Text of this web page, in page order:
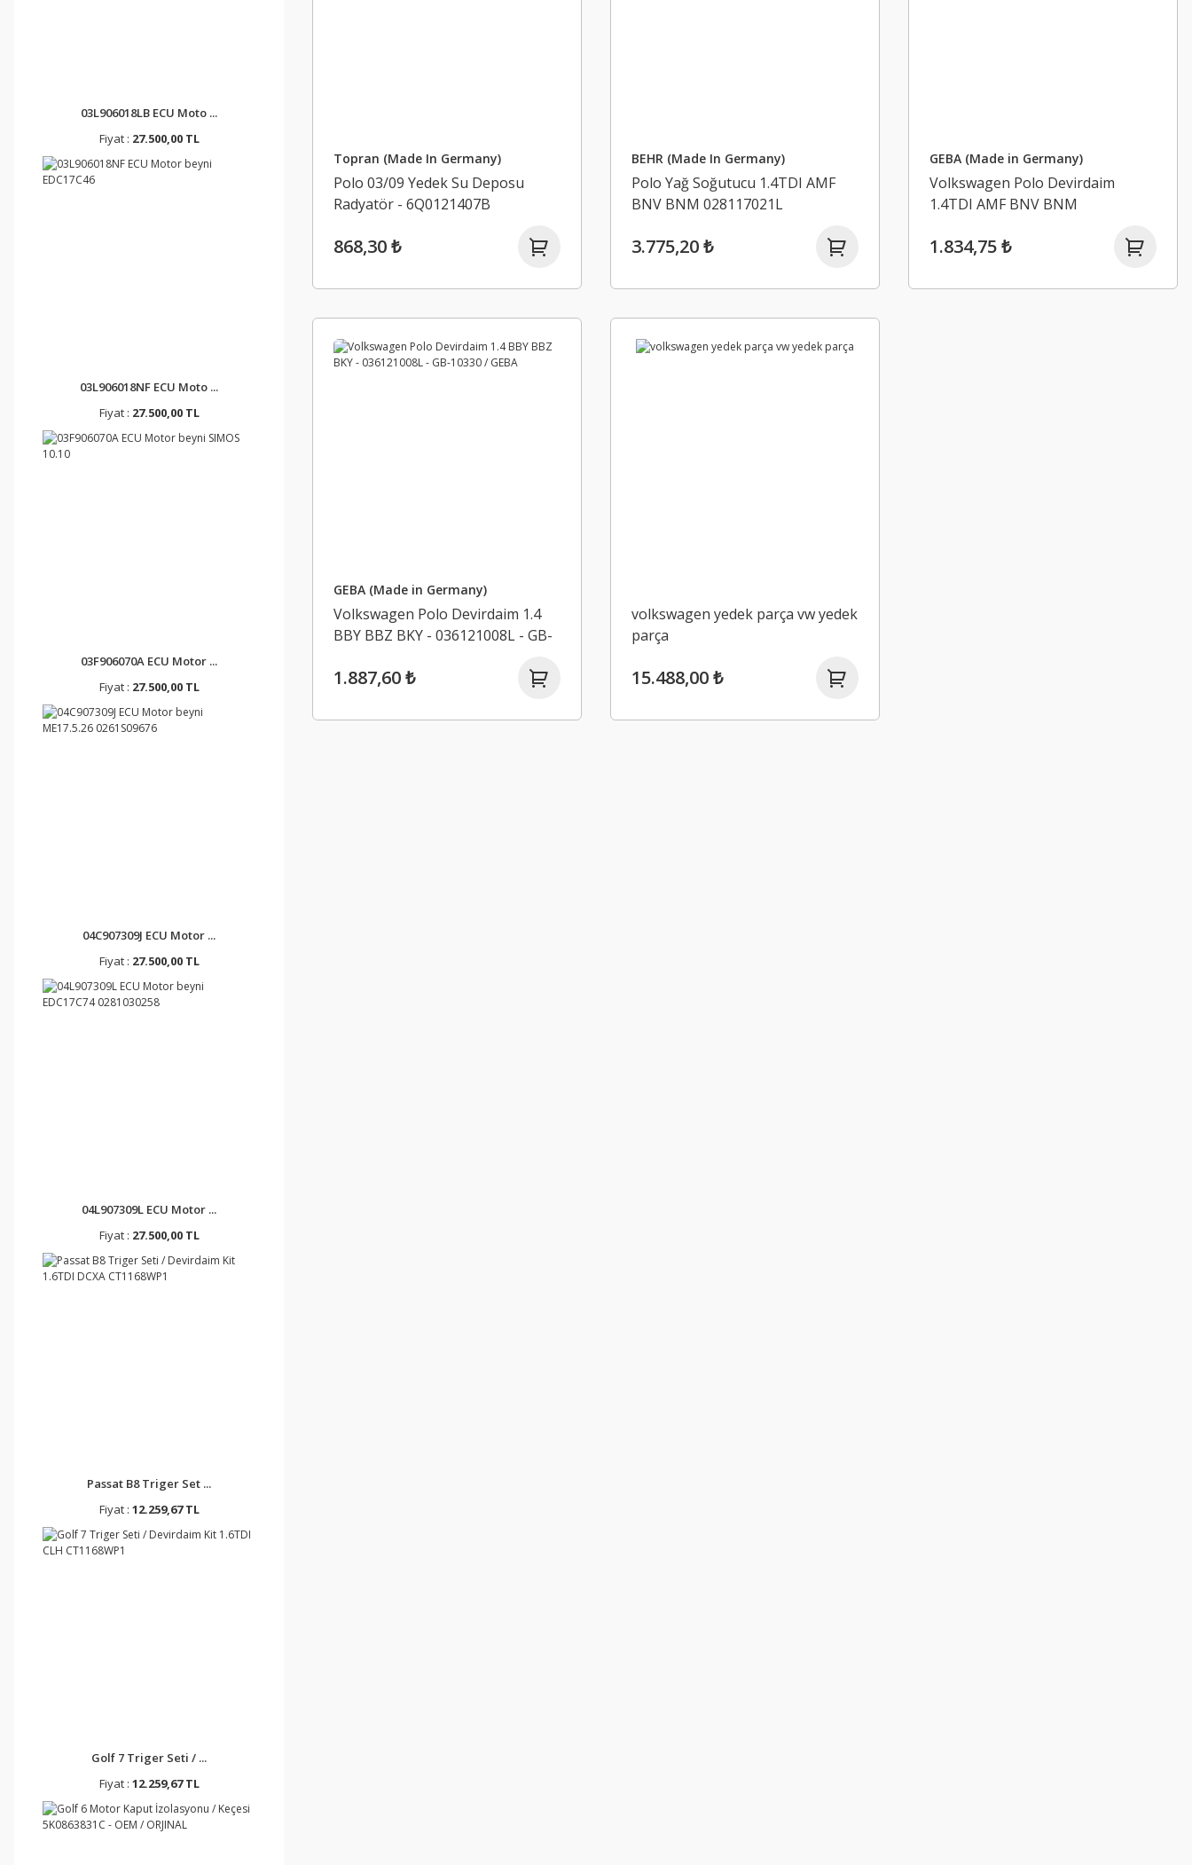
03L906018LB ECU Moto ...
Fiyat : 27.500,00 TL
03L906018NF ECU Moto ...
Fiyat : 27.500,00 TL
03F906070A ECU Motor ...
Fiyat : 27.500,00 TL
04C907309J ECU Motor ...
Fiyat : 27.500,00 TL
04L907309L ECU Motor ...
Fiyat : 27.500,00 TL
Passat B8 Triger Set ...
Fiyat : 12.259,67 TL
Golf 7 Triger Seti / ...
Fiyat : 12.259,67 TL
Topran (Made In Germany)
Polo 03/09 Yedek Su Deposu
Radyatör - 6Q0121407B
868,30 ₺
BEHR (Made In Germany)
Polo Yağ Soğutucu 1.4TDI AMF
BNV BNM 028117021L
3.775,20 ₺
GEBA (Made in Germany)
Volkswagen Polo Devirdaim
1.4TDI AMF BNV BNM
1.834,75 ₺
GEBA (Made in Germany)
Volkswagen Polo Devirdaim 1.4
BBY BBZ BKY - 036121008L - GB-
1.887,60 ₺
volkswagen yedek parça vw yedek
parça
15.488,00 ₺